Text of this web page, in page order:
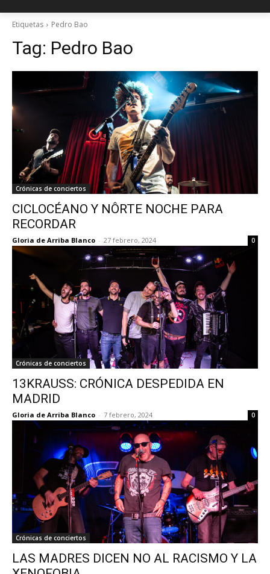
Etiquetas Pedro Bao
Tag: Pedro Bao
Crónicas de conciertos
CICLOCÉANO Y NÔRTE NOCHE PARA
RECORDAR
Gloria de Arriba Blanco - 27 febrero, 2024 0
Crónicas de conciertos
13KRAUSS: CRÓNICA DESPEDIDA EN
MADRID
Gloria de Arriba Blanco - 7 febrero, 2024 0
Crónicas de conciertos
LAS MADRES DICEN NO AL RACISMO Y LA